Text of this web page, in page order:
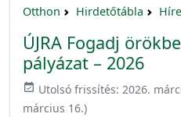
Otthon Hirdetőtábla
ÚJRA Fogadj
pályázat – 2026
event_available Utolsó frissítés: 2026.
március 16.)